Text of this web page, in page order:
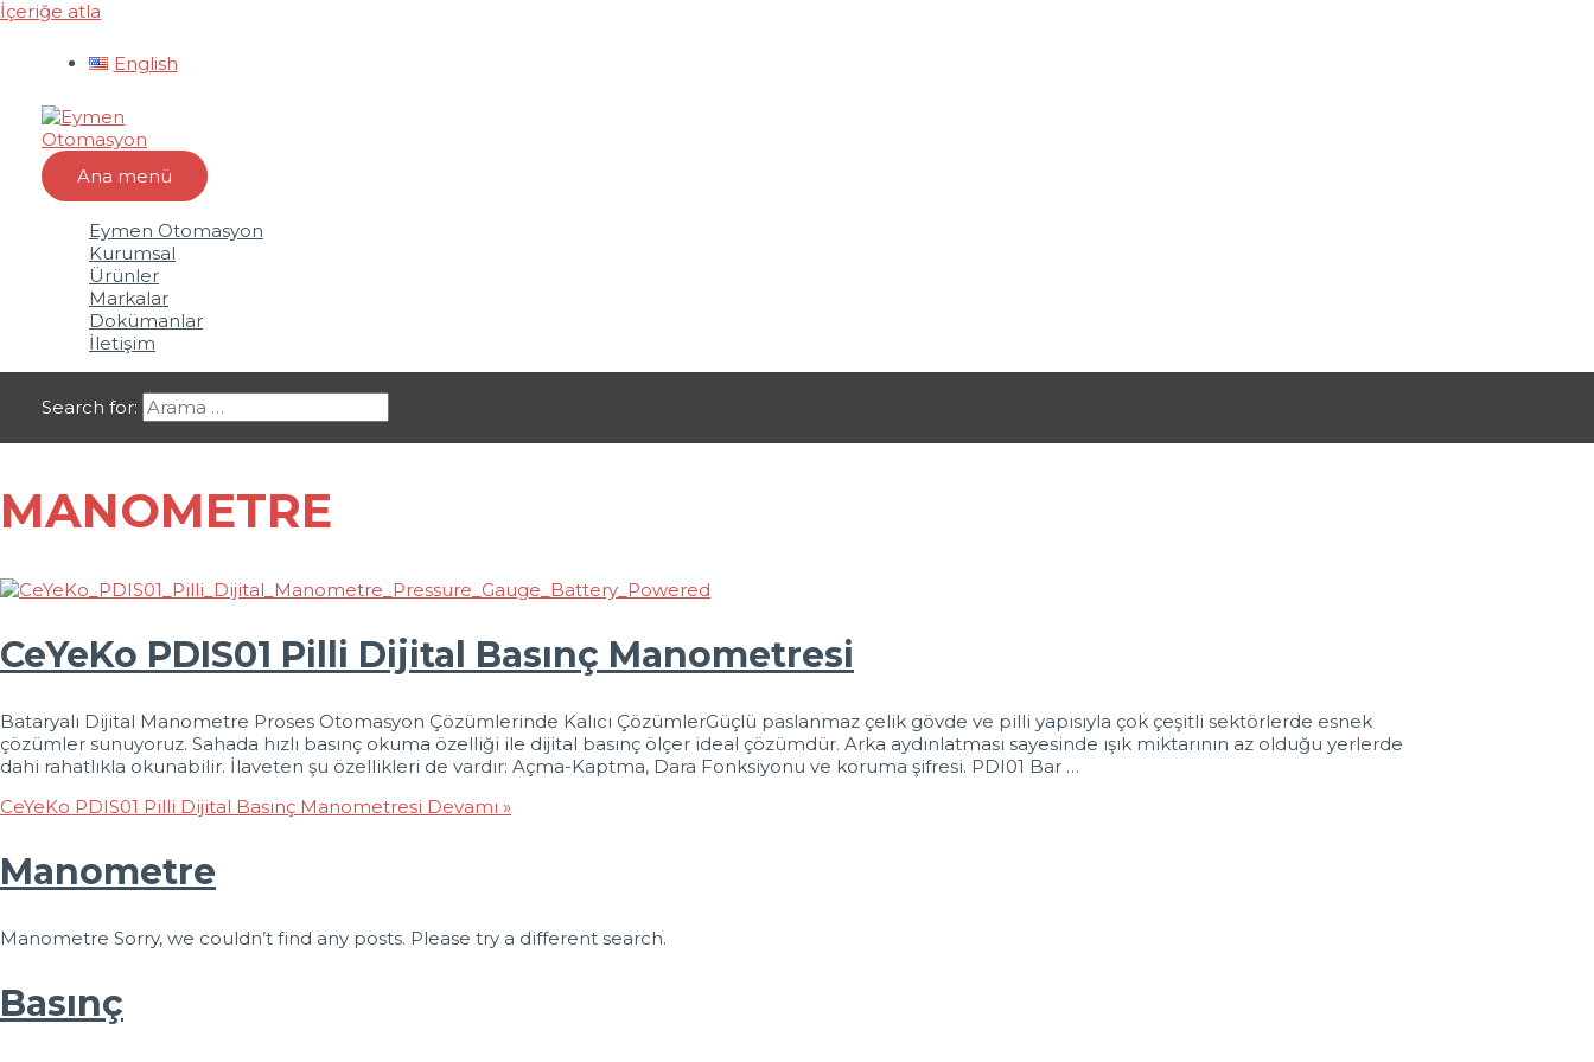
İçeriğe atla
English
Ana menü
Eymen Otomasyon
Kurumsal
Ürünler
Markalar
Dokümanlar
İletişim
Search for:
MANOMETRE
CeYeKo PDIS01 Pilli Dijital Basınç Manometresi
Bataryalı Dijital Manometre Proses Otomasyon Çözümlerinde Kalıcı ÇözümlerGüçlü paslanmaz çelik gövde ve pilli yapısıyla çok çeşitli sektörlerde esnek
çözümler sunuyoruz. Sahada hızlı basınç okuma özelliği ile dijital basınç ölçer ideal çözümdür. Arka aydınlatması sayesinde ışık miktarının az olduğu yerlerde
dahi rahatlıkla okunabilir. İlaveten şu özellikleri de vardır: Açma-Kaptma, Dara Fonksiyonu ve koruma şifresi. PDI01 Bar …
CeYeKo PDIS01 Pilli Dijital Basınç Manometresi Devamı »
Manometre
Manometre Sorry, we couldn’t find any posts. Please try a different search.
Basınç